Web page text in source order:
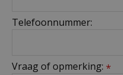
Telefoonnummer:
Vraag of opmerking: *